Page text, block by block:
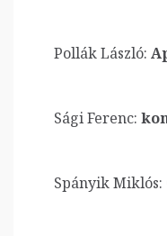
Pollák László:
Sági Ferenc:
Spányik Miklós: